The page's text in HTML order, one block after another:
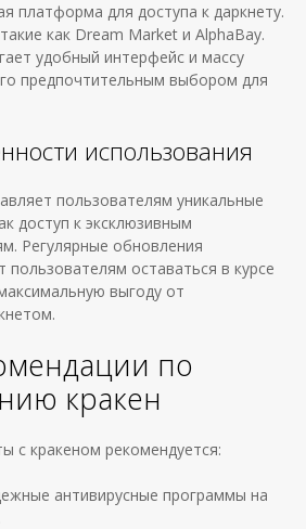
платформа для доступа к даркнету.
как Dream Market и AlphaBay.
удобный интерфейс и массу
предпочтительным выбором для
использования
пользователям уникальные
доступ к эксклюзивным
Регулярные обновления
оставаться в курсе
выгоду от
по
кракен
с кракеном рекомендуется:
антивирусные программы на